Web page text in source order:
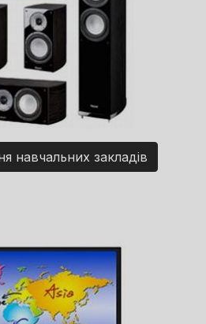
навчальних закладів